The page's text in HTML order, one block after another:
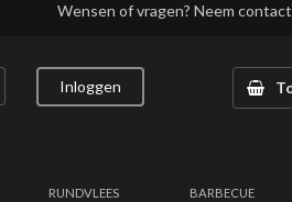
Wensen of vragen? Neem
Inloggen
RUNDVLEES BARBECUE